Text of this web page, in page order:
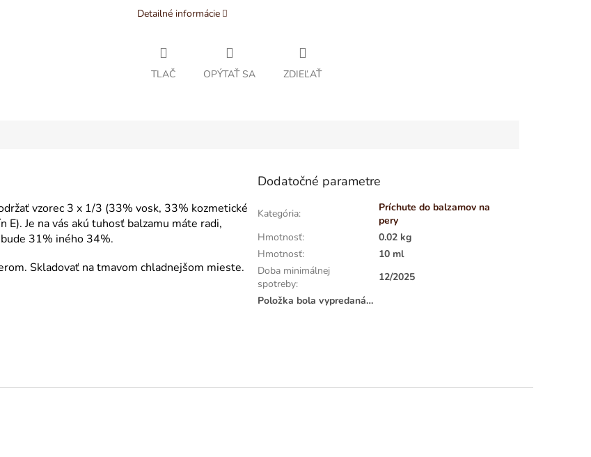
Detailné informácie
TLAČ OPÝTAŤ SA ZDIEĽAŤ
vzorec 3 x 1/3 (33% vosk, 33% kozmetické
Je na vás akú tuhosť balzamu máte radi,
31% iného 34%.
Skladovať na tmavom chladnejšom mieste.
Dodatočné parametre
Kategória:
Príchute do balzamov na
pery
Hmotnosť:
0.02 kg
Hmotnosť:
10 ml
Doba minimálnej
spotreby:
12/2025
Položka bola vypredaná…